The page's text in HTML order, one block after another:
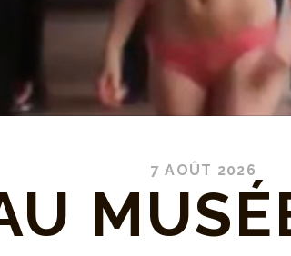
7 AOÛT 2026